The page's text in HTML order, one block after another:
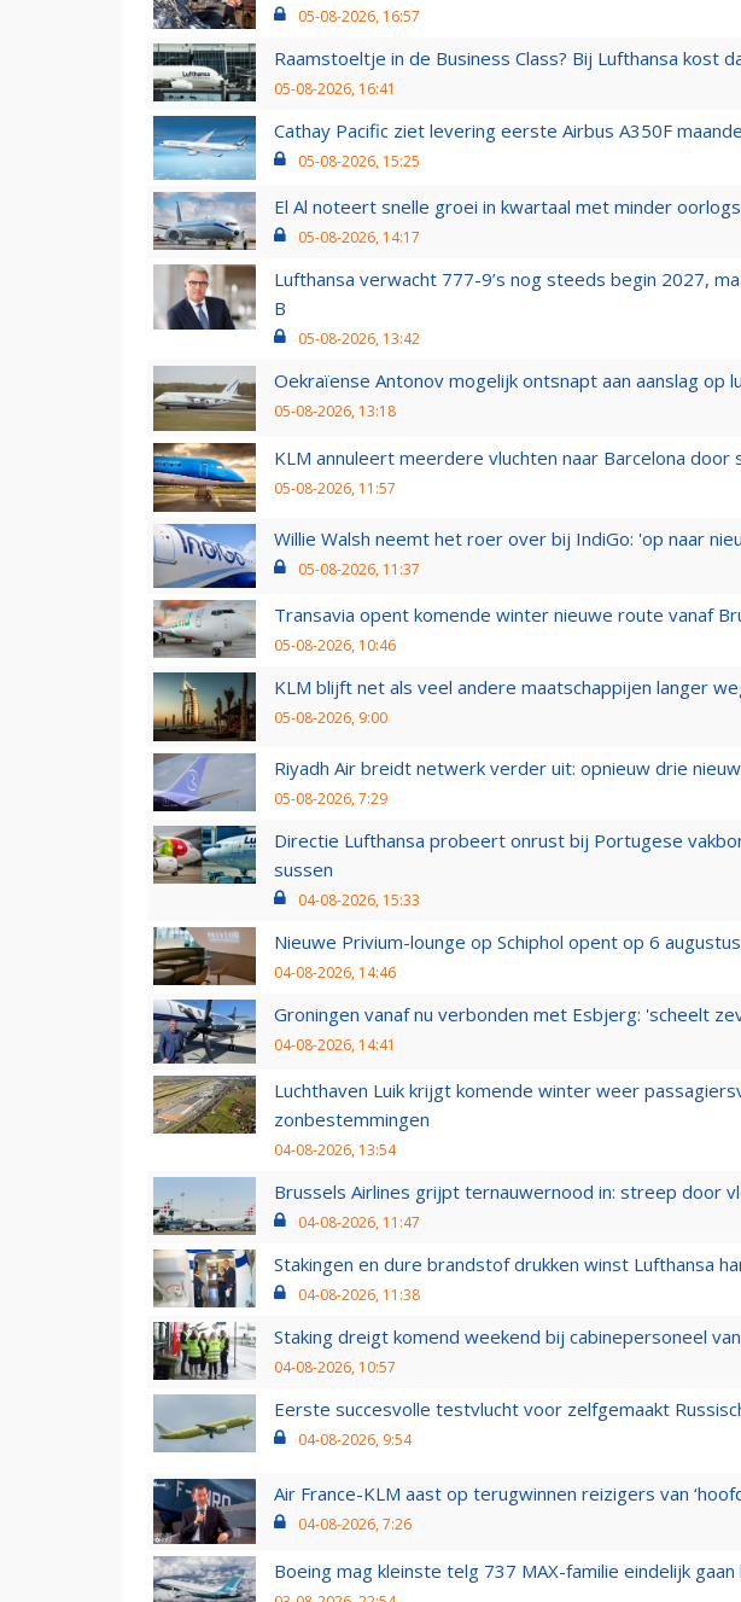
05-08-2026, 16:57
Raamstoeltje in de Business Class? Bij Lufthansa kost
05-08-2026, 16:41
Cathay Pacific ziet levering eerste Airbus A350F
05-08-2026, 15:25
El Al noteert snelle groei in kwartaal met minder
05-08-2026, 14:17
Lufthansa verwacht 777-9’s nog steeds begin 2027,
B
05-08-2026, 13:42
Oekraïense Antonov mogelijk ontsnapt aan aanslag op
05-08-2026, 13:18
KLM annuleert meerdere vluchten naar Barcelona door
05-08-2026, 11:57
Willie Walsh neemt het roer over bij IndiGo: 'op naar
05-08-2026, 11:37
Transavia opent komende winter nieuwe route vanaf
05-08-2026, 10:46
KLM blijft net als veel andere maatschappijen langer
05-08-2026, 9:00
Riyadh Air breidt netwerk verder uit: opnieuw drie
05-08-2026, 7:29
Directie Lufthansa probeert onrust bij Portugese
sussen
04-08-2026, 15:33
Nieuwe Privium-lounge op Schiphol opent op 6
04-08-2026, 14:46
Groningen vanaf nu verbonden met Esbjerg: 'scheelt
04-08-2026, 14:41
Luchthaven Luik krijgt komende winter weer
zonbestemmingen
04-08-2026, 13:54
Brussels Airlines grijpt ternauwernood in: streep door
04-08-2026, 11:47
Stakingen en dure brandstof drukken winst Lufthansa
04-08-2026, 11:38
Staking dreigt komend weekend bij cabinepersoneel
04-08-2026, 10:57
Eerste succesvolle testvlucht voor zelfgemaakt
04-08-2026, 9:54
Air France-KLM aast op terugwinnen reizigers van
04-08-2026, 7:26
Boeing mag kleinste telg 737 MAX-familie eindelijk gaan